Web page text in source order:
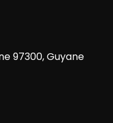
97300, Guyane